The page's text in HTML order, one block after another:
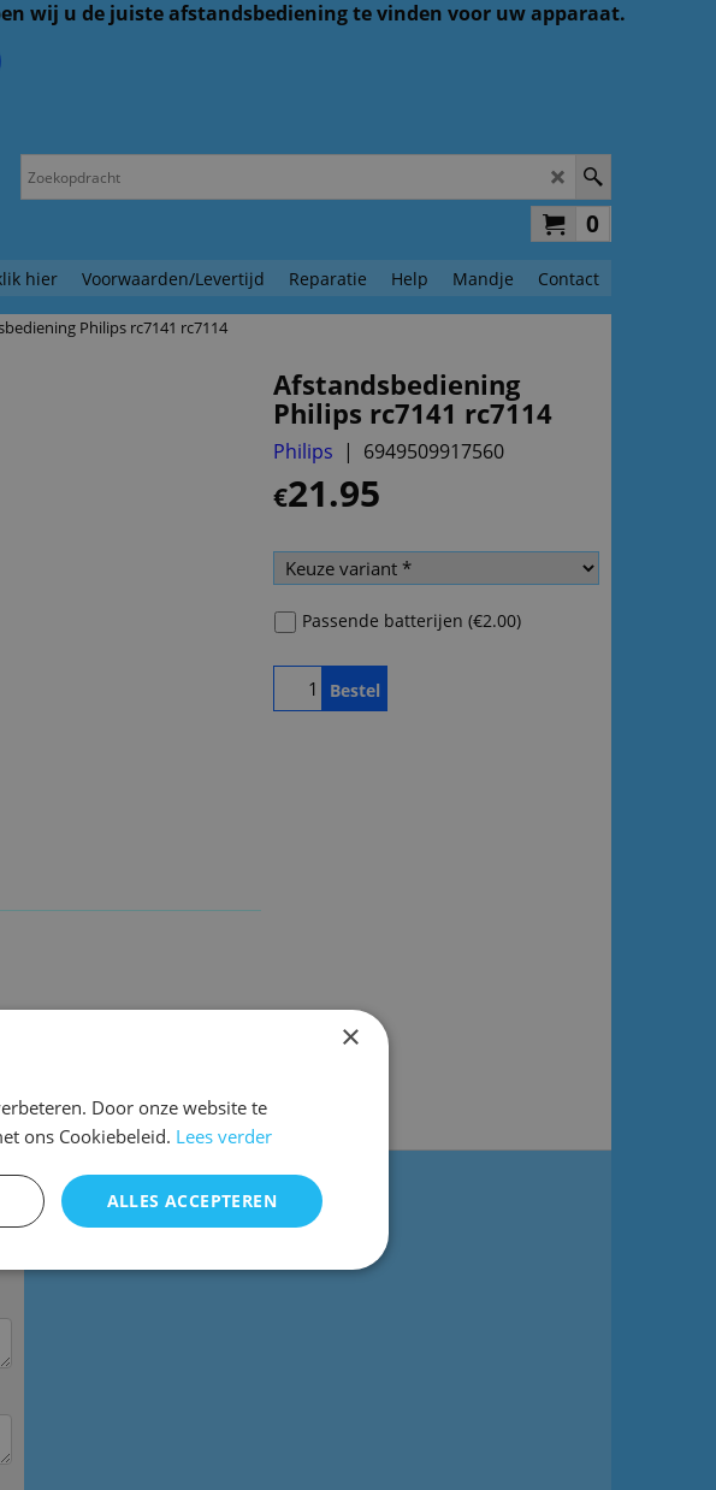
wij u de juiste afstandsbediening te vinden voor uw apparaat.
0
hier Voorwaarden/Levertijd Reparatie Help Mandje Contact
Philips rc7141 rc7114
Afstandsbediening
Philips rc7141 rc7114
Philips 6949509917560
€21.95
Passende batterijen (€2.00)
Bestel
×
Door onze website te
ons Cookiebeleid. Lees verder
ALLES ACCEPTEREN